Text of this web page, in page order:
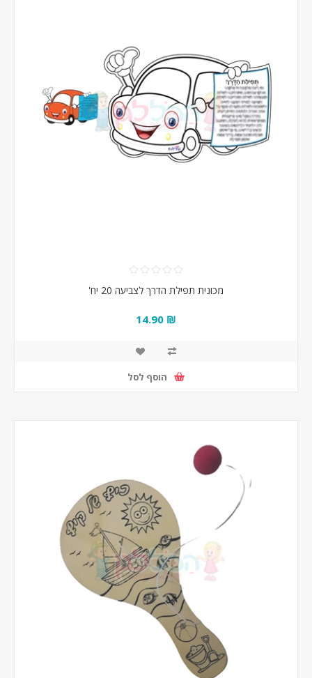
מכונית תפילת הדרך לצביעה 20 יח'
₪ 14.90
הוסף לסל